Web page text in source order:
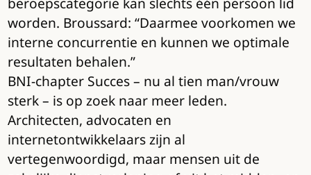
worden. Broussard: “Daarmee voorkomen we
interne concurrentie en kunnen we optimale
resultaten behalen.”
BNI-chapter Succes – nu al tien man/vrouw
sterk – is op zoek naar meer leden.
Architecten, advocaten en
internetontwikkelaars zijn al
vertegenwoordigd, maar mensen uit de